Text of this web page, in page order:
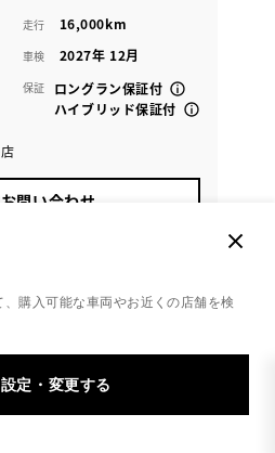
、購入可能な車両やお近くの店舗を検
走行 16,000km
車検 2027年 12月
保証
ロングラン保証付
ハイブリッド保証付
問い合わせ